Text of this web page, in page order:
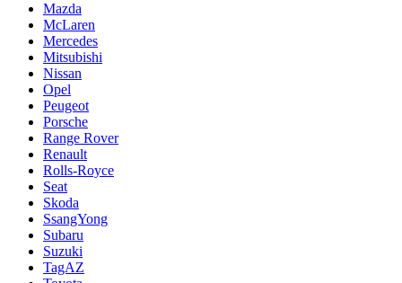
Mazda
McLaren
Mercedes
Mitsubishi
Nissan
Opel
Peugeot
Porsche
Range Rover
Renault
Rolls-Royce
Seat
Skoda
SsangYong
Subaru
Suzuki
TagAZ